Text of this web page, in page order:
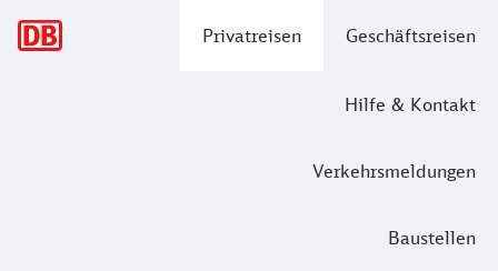
Privatreisen Geschäftsreisen
Hilfe & Kontakt
Verkehrsmeldungen
Baustellen